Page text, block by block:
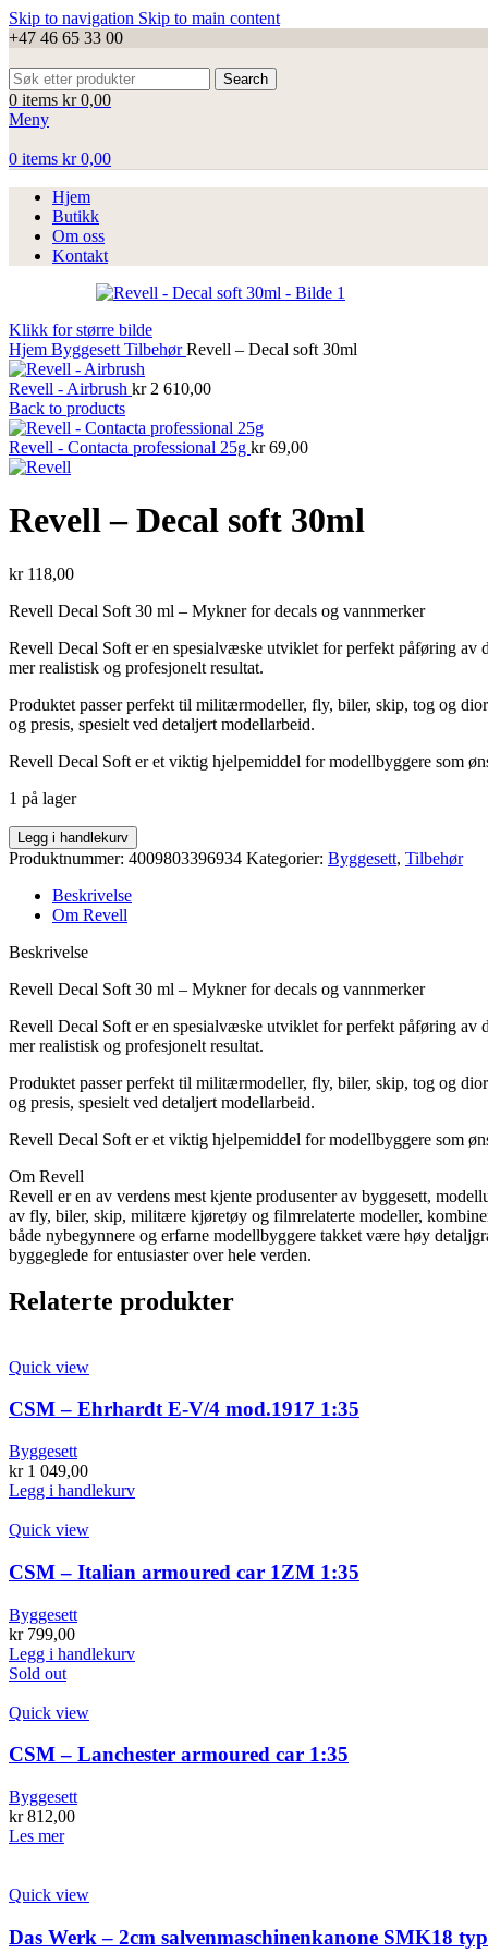
Skip to navigation Skip to main content
+47 46 65 33 00
Search
0 items kr0,00
Meny
0 items kr0,00
Hjem
Butikk
Om oss
Kontakt
Klikk for større bilde
Hjem Byggesett TilbehørRevell – Decal soft 30ml
Revell - Airbrush kr2 610,00
Back to products
Revell - Contacta professional 25g kr69,00
Revell – Decal soft 30ml
kr118,00
Revell Decal Soft 30 ml – Mykner for decals og vannmerker
Revell Decal Soft er en spesialvæske utviklet for perfekt påføring av
mer realistisk og profesjonelt resultat.
Produktet passer perfekt til militærmodeller, fly, biler, skip, tog og
og presis, spesielt ved detaljert modellarbeid.
Revell Decal Soft er et viktig hjelpemiddel for modellbyggere som
1 på lager
Revell
-
30ml
Legg i handlekurv
Produktnummer: 4009803396934 Kategorier: Byggesett, Tilbehør
Beskrivelse
Om Revell
Beskrivelse
Revell Decal Soft 30 ml – Mykner for decals og vannmerker
Revell Decal Soft er en spesialvæske utviklet for perfekt påføring av
mer realistisk og profesjonelt resultat.
Produktet passer perfekt til militærmodeller, fly, biler, skip, tog og
og presis, spesielt ved detaljert modellarbeid.
Revell Decal Soft er et viktig hjelpemiddel for modellbyggere som
Om Revell
Revell er en av verdens mest kjente produsenter av byggesett,
av fly, biler, skip, militære kjøretøy og filmrelaterte modeller,
både nybegynnere og erfarne modellbyggere takket være høy
byggeglede for entusiaster over hele verden.
Relaterte produkter
Quick view
CSM – Ehrhardt E-V/4 mod.1917 1:35
Byggesett
kr1 049,00
Legg i handlekurv
Quick view
CSM – Italian armoured car 1ZM 1:35
Byggesett
kr799,00
Legg i handlekurv
Sold out
Quick view
CSM – Lanchester armoured car 1:35
Byggesett
kr812,00
Les mer
Quick view
Das Werk – 2cm salvenmaschinenkanone SMK18